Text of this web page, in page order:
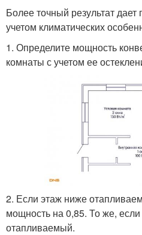
Более точный результат
учетом климатических
1. Определите мощность
комнаты с учетом ее
2. Если этаж ниже
мощность на 0,85. То же,
отапливаемый.